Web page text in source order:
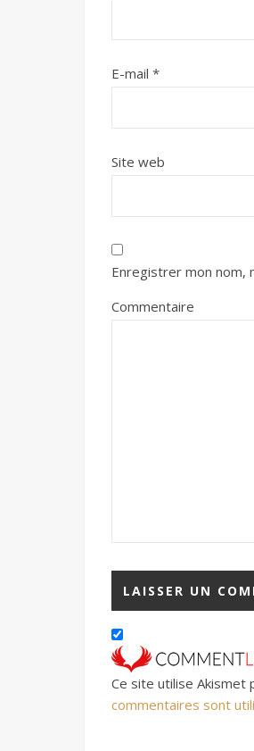
E-mail *
Site web
Enregistrer mon nom,
Commentaire
Ce site utilise Akismet
commentaires sont